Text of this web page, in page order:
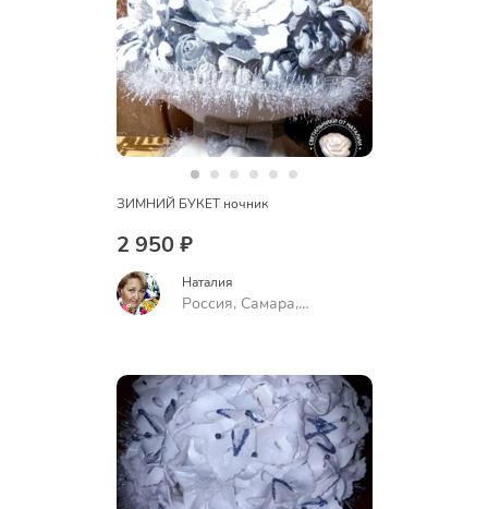
ЗИМНИЙ БУКЕТ ночник
2 950 ₽
Наталия
Россия, Самара,